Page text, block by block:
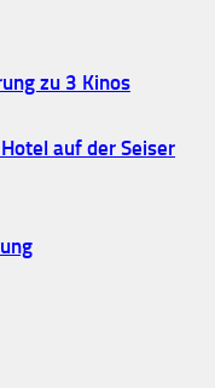
zu 3 Kinos
auf der Seiser